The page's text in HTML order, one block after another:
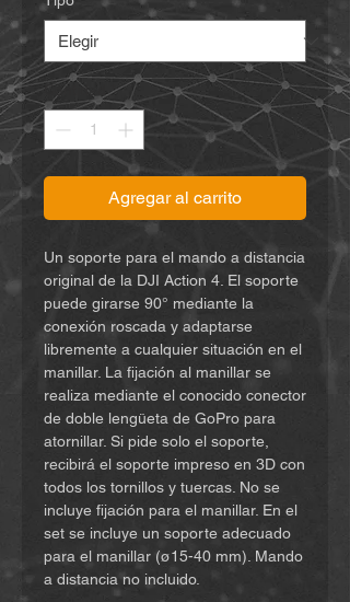
Cantidad *
Agregar al carrito
Un soporte para el mando a distancia
original de la DJI Action 4. El soporte
puede girarse 90° mediante la
conexión roscada y adaptarse
libremente a cualquier situación en el
manillar. La fijación al manillar se
realiza mediante el conocido conector
de doble lengüeta de GoPro para
atornillar. Si pide solo el soporte,
recibirá el soporte impreso en 3D con
todos los tornillos y tuercas. No se
incluye fijación para el manillar. En el
set se incluye un soporte adecuado
para el manillar (ø15-40 mm). Mando
a distancia no incluido.